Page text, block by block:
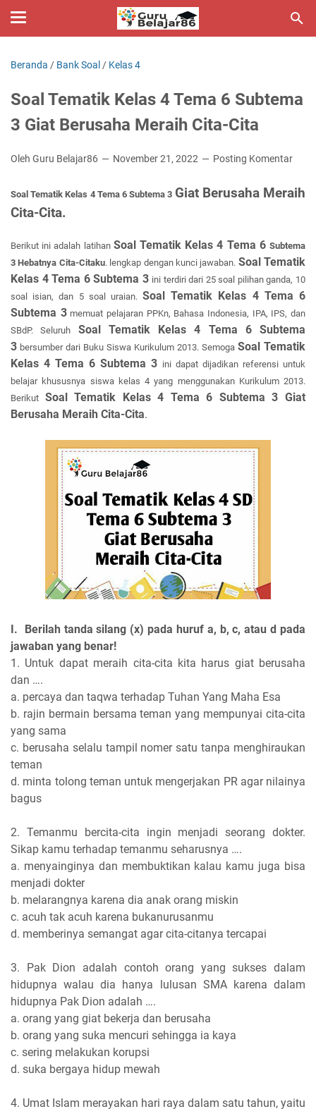
Beranda / Bank Soal / Kelas 4
Soal Tematik Kelas 4 Tema 6 Subtema
3 Giat Berusaha Meraih Cita-Cita
Oleh Guru Belajar86 November 21, 2022 Posting Komentar
Soal Tematik Kelas 4 Tema 6Subtema 3 Giat Berusaha Meraih
Cita-Cita.
Berikut ini adalah latihan Soal Tematik Kelas 4 Tema 6Subtema
3 Hebatnya Cita-Citaku. lengkap dengan kunci jawaban. Soal Tematik
Kelas 4 Tema 6 Subtema 3 ini terdiri dari 25 soal pilihan ganda, 10
soal isian, dan 5 soal uraian.Soal Tematik Kelas 4 Tema 6
Subtema 3memuat pelajaran PPKn, Bahasa Indonesia, IPA, IPS, dan
SBdP. Seluruh Soal Tematik Kelas 4 Tema 6 Subtema
3 bersumber dari Buku Siswa Kurikulum 2013. Semoga Soal Tematik
Kelas 4 Tema 6 Subtema 3 ini dapat dijadikan referensi untuk
belajar khususnya siswa kelas 4 yang menggunakan Kurikulum 2013.
Berikut Soal Tematik Kelas 4 Tema 6 Subtema 3 Giat
Berusaha Meraih Cita-Cita.
I. Berilah tanda silang (x) pada huruf a, b, c, atau d pada
jawaban yang benar!
1. Untuk dapat meraih cita-cita kita harus giat berusaha
dan ….
a. percaya dan taqwa terhadap Tuhan Yang Maha Esa
b. rajin bermain bersama teman yang mempunyai cita-cita
yang sama
c. berusaha selalu tampil nomer satu tanpa menghiraukan
teman
d. minta tolong teman untuk mengerjakan PR agar nilainya
bagus
2. Temanmu bercita-cita ingin menjadi seorang dokter.
Sikap kamu terhadap temanmu seharusnya ….
a. menyainginya dan membuktikan kalau kamu juga bisa
menjadi dokter
b. melarangnya karena dia anak orang miskin
c. acuh tak acuh karena bukanurusanmu
d. memberinya semangat agar cita-citanya tercapai
3. Pak Dion adalah contoh orang yang sukses dalam
hidupnya walau dia hanya lulusan SMA karena dalam
hidupnya Pak Dion adalah ….
a. orang yang giat bekerja dan berusaha
b. orang yang suka mencuri sehingga ia kaya
c. sering melakukan korupsi
d. suka bergaya hidup mewah
4. Umat Islam merayakan hari raya dalam satu tahun, yaitu